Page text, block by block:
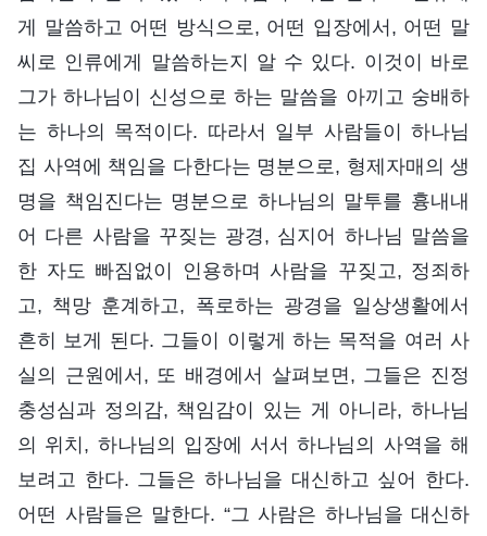
게 말씀하고 어떤 방식으로, 어떤 입장에서, 어떤 말
씨로 인류에게 말씀하는지 알 수 있다. 이것이 바로
그가 하나님이 신성으로 하는 말씀을 아끼고 숭배하
는 하나의 목적이다. 따라서 일부 사람들이 하나님
집 사역에 책임을 다한다는 명분으로, 형제자매의 생
명을 책임진다는 명분으로 하나님의 말투를 흉내내
어 다른 사람을 꾸짖는 광경, 심지어 하나님 말씀을
한 자도 빠짐없이 인용하며 사람을 꾸짖고, 정죄하
고, 책망 훈계하고, 폭로하는 광경을 일상생활에서
흔히 보게 된다. 그들이 이렇게 하는 목적을 여러 사
실의 근원에서, 또 배경에서 살펴보면, 그들은 진정
충성심과 정의감, 책임감이 있는 게 아니라, 하나님
의 위치, 하나님의 입장에 서서 하나님의 사역을 해
보려고 한다. 그들은 하나님을 대신하고 싶어 한다.
어떤 사람들은 말한다. “그 사람은 하나님을 대신하